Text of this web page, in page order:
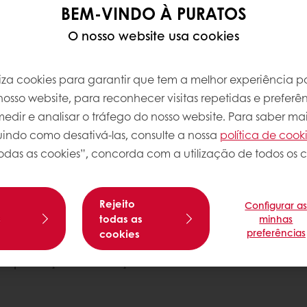
recomendadas para garantir
e provida de produto poderá ser uma
de funcionamento da sua loja permitindo-
seguros e saudáveis.
de consumo por parte dos portugueses. Faça
faça as alterações necessárias indo ao
BEM-VINDO À PURATOS
O nosso website usa cookies
cookies para garantir que tem a melhor experiência
website, para reconhecer visitas repetidas e
e analisar o tráfego do nosso website. Para saber
como desativá-las, consulte a nossa política de
as cookies”, concorda com a utilização de todos os
Rejeito
todas as
cookies
Configurar as
minhas
preferências